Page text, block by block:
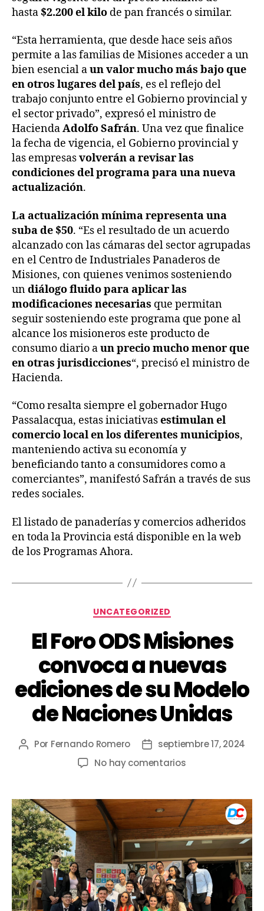
hasta $2.200 el kilo de pan francés o similar.
“Esta herramienta, que desde hace seis años
permite a las familias de Misiones acceder a un
bien esencial aun valor mucho más bajo que
en otros lugares del país, es el reflejo del
trabajo conjunto entre el Gobierno provincial y
el sector privado”, expresó el ministro de
HaciendaAdolfo Safrán. Una vez que finalice
la fecha de vigencia, el Gobierno provincial y
las empresasvolverán a revisar las
condiciones del programa para una nueva
actualización.
La actualización mínima representa una
suba de $50. “Es el resultado de un acuerdo
alcanzado con las cámaras del sector agrupadas
en el Centro de Industriales Panaderos de
Misiones, con quienes venimos sosteniendo
undiálogo fluido para aplicar las
modificaciones necesarias que permitan
seguir sosteniendo este programa que pone al
alcance los misioneros este producto de
consumo diario aun precio mucho menor que
en otras jurisdicciones“, precisó el ministro de
Hacienda.
“Como resalta siempre el gobernador Hugo
Passalacqua, estas iniciativasestimulan el
comercio local en los diferentes municipios,
manteniendo activa su economía y
beneficiando tanto a consumidores como a
comerciantes”, manifestó Safrán a través de sus
redes sociales.
El listado de panaderías y comercios adheridos
en toda la Provincia está disponible en la web
de los Programas Ahora.
UNCATEGORIZED
El Foro ODS Misiones
convoca a nuevas
ediciones de su Modelo
de Naciones Unidas
Por Fernando Romero
septiembre 17, 2024
No hay comentarios